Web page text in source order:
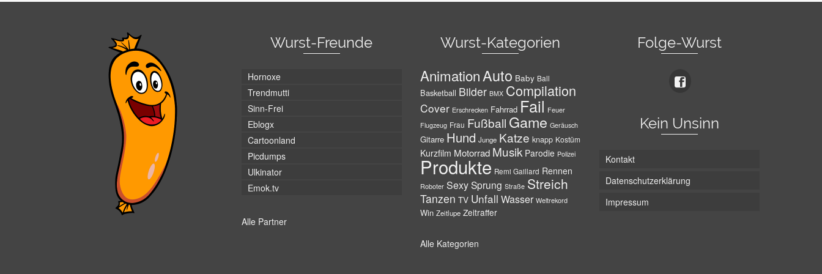
Wurst-Freunde
Hornoxe
Trendmutti
Sinn-Frei
Eblogx
Cartoonland
Picdumps
Ulkinator
Emok.tv
Alle Partner
Wurst-Kategorien
AnimationAuto Baby Ball
Basketball Bilder BMX Compilation
Cover Erschrecken Fahrrad Fail Feuer
Flugzeug Frau Fußball Game Geräusch
Gitarre Hund Junge Katze knapp Kostüm
Kurzfilm Motorrad Musik Parodie Polizei
Produkte Remi Gaillard Rennen
Roboter SexySprung Straße Streich
Tanzen TV Unfall Wasser Weltrekord
Win Zeitlupe Zeitraffer
Alle Kategorien
Folge-Wurst
Kein Unsinn
Kontakt
Datenschutzerklärung
Impressum